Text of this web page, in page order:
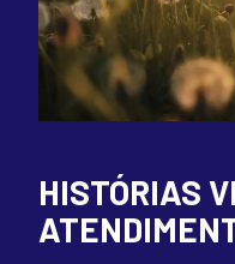
HISTÓRIAS